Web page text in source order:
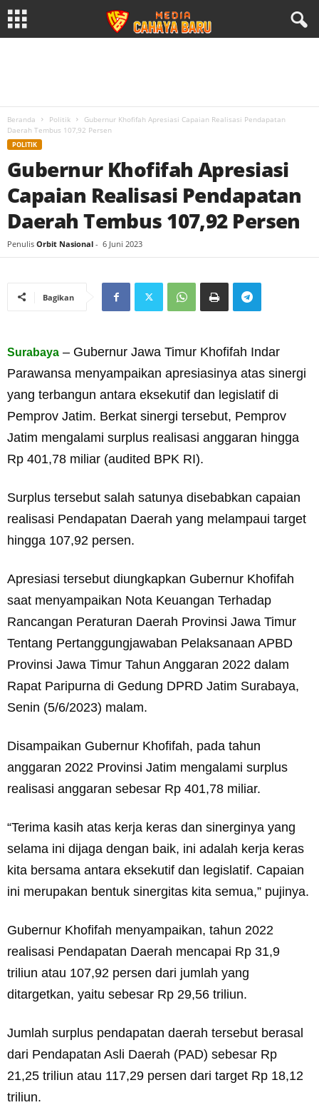
Beranda Politik
Gubernur Khofifah Apresiasi Capaian Realisasi Pendapatan
Daerah Tembus 107,92 Persen
POLITIK
Gubernur Khofifah Apresiasi
Capaian Realisasi Pendapatan
Daerah Tembus 107,92 Persen
Penulis Orbit Nasional - 6 Juni 2023
Bagikan
Surabaya – Gubernur Jawa Timur Khofifah Indar
Parawansa menyampaikan apresiasinya atas sinergi
yang terbangun antara eksekutif dan legislatif di
Pemprov Jatim. Berkat sinergi tersebut, Pemprov
Jatim mengalami surplus realisasi anggaran hingga
Rp 401,78 miliar (audited BPK RI).
Surplus tersebut salah satunya disebabkan capaian
realisasi Pendapatan Daerah yang melampaui target
hingga 107,92 persen.
Apresiasi tersebut diungkapkan Gubernur Khofifah
saat menyampaikan Nota Keuangan Terhadap
Rancangan Peraturan Daerah Provinsi Jawa Timur
Tentang Pertanggungjawaban Pelaksanaan APBD
Provinsi Jawa Timur Tahun Anggaran 2022 dalam
Rapat Paripurna di Gedung DPRD Jatim Surabaya,
Senin (5/6/2023) malam.
Disampaikan Gubernur Khofifah, pada tahun
anggaran 2022 Provinsi Jatim mengalami surplus
realisasi anggaran sebesar Rp 401,78 miliar.
“Terima kasih atas kerja keras dan sinerginya yang
selama ini dijaga dengan baik, ini adalah kerja keras
kita bersama antara eksekutif dan legislatif. Capaian
ini merupakan bentuk sinergitas kita semua,” pujinya.
Gubernur Khofifah menyampaikan, tahun 2022
realisasi Pendapatan Daerah mencapai Rp 31,9
triliun atau 107,92 persen dari jumlah yang
ditargetkan, yaitu sebesar Rp 29,56 triliun.
Jumlah surplus pendapatan daerah tersebut berasal
dari Pendapatan Asli Daerah (PAD) sebesar Rp
21,25 triliun atau 117,29 persen dari target Rp 18,12
triliun.